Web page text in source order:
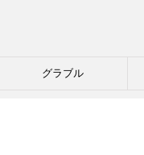
グラブル